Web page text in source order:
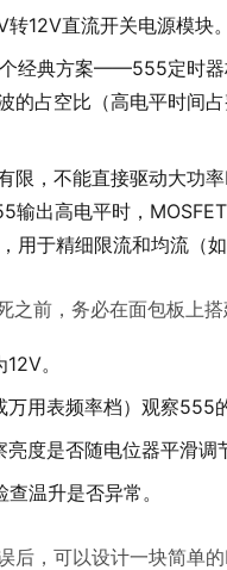
12V直流开关电源模块
经典方案——555定时器
的占空比（高电平时间
限，不能直接驱动大功
输出高电平时，
用于精细限流和均流（
之前，务必在面包板上
。
用表频率档）观察555
度是否随电位器平滑调
温升是否异常。
后，可以设计一块简单